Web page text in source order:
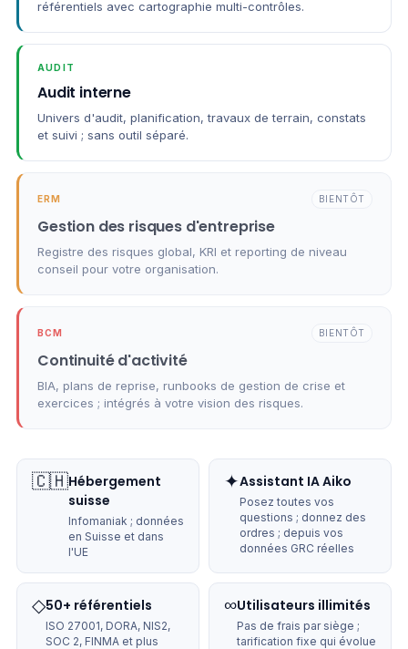
référentiels avec cartographie multi-contrôles.
AUDIT
Audit interne
Univers d'audit, planification, travaux de terrain, constats
et suivi ; sans outil séparé.
ERM BIENTÔT
Gestion des risques d'entreprise
Registre des risques global, KRI et reporting de niveau
conseil pour votre organisation.
BCM BIENTÔT
Continuité d'activité
BIA, plans de reprise, runbooks de gestion de crise et
exercices ; intégrés à votre vision des risques.
🇨🇭Hébergement
suisse
Infomaniak ; données
en Suisse et dans
l'UE
✦Assistant IA Aiko
Posez toutes vos
questions ; donnez des
ordres ; depuis vos
données GRC réelles
◇50+ référentiels
ISO 27001, DORA, NIS2,
SOC 2, FINMA et plus
∞Utilisateurs illimités
Pas de frais par siège ;
tarification fixe qui évolue